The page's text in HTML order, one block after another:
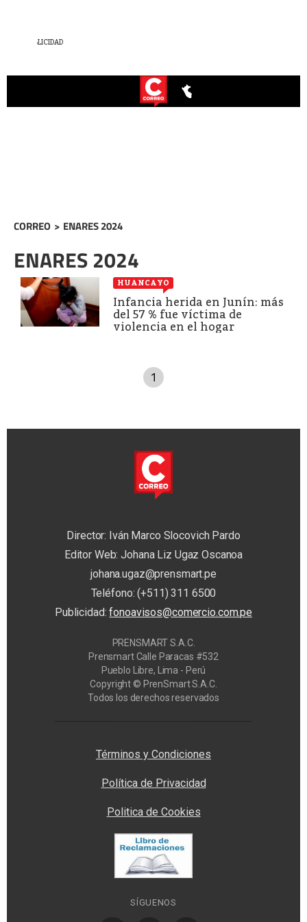
CORREO > ENARES 2024
ENARES 2024
HUANCAYO
Infancia herida en Junín: más
del 57 % fue víctima de
violencia en el hogar
1
Director: Iván Marco Slocovich Pardo
Editor Web: Johana Liz Ugaz Oscanoa
johana.ugaz@prensmart.pe
Teléfono: (+511) 311 6500
Publicidad:fonoavisos@comercio.com.pe
PRENSMART S.A.C.
Prensmart Calle Paracas #532
Pueblo Libre, Lima - Perú
Copyright © PrenSmart S.A.C.
Todos los derechos reservados
Términos y Condiciones
Política de Privacidad
Politica de Cookies
SÍGUENOS